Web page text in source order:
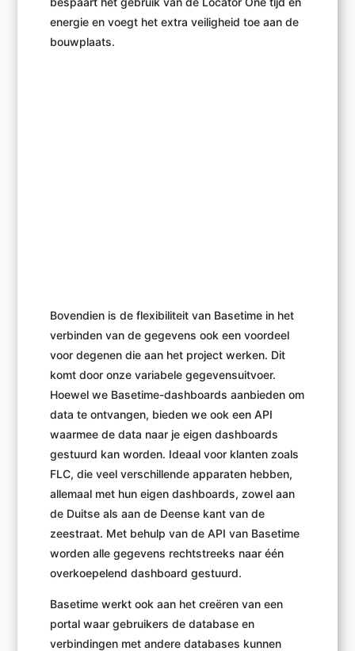
energie en voegt het extra veiligheid toe aan de
bouwplaats.
Bovendien is de flexibiliteit van Basetime in het
verbinden van de gegevens ook een voordeel
voor degenen die aan het project werken. Dit
komt door onze variabele gegevensuitvoer.
Hoewel we Basetime-dashboards aanbieden om
data te ontvangen, bieden we ook een API
waarmee de data naar je eigen dashboards
gestuurd kan worden. Ideaal voor klanten zoals
FLC, die veel verschillende apparaten hebben,
allemaal met hun eigen dashboards, zowel aan
de Duitse als aan de Deense kant van de
zeestraat. Met behulp van de API van Basetime
worden alle gegevens rechtstreeks naar één
overkoepelend dashboard gestuurd.
Basetime werkt ook aan het creëren van een
portal waar gebruikers de database en
verbindingen met andere databases kunnen